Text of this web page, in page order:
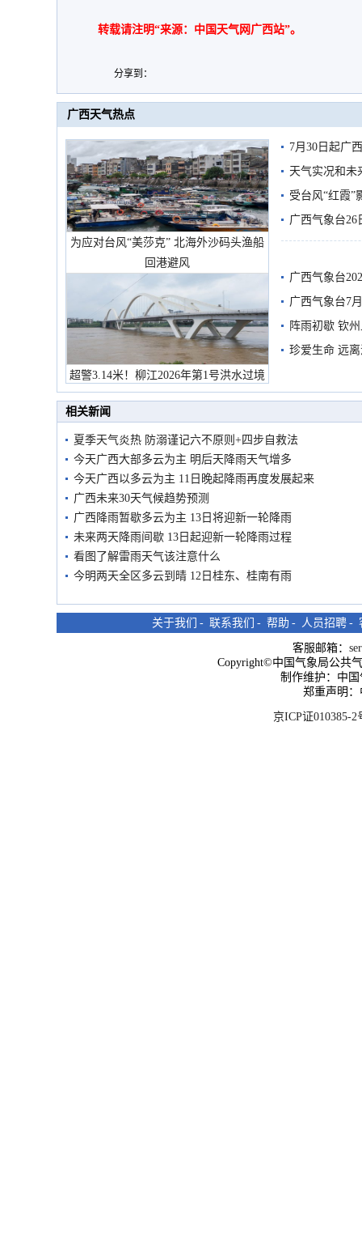
转载请注明“来源：中国天气网广西站”。
分享到：
广西天气热点
为应对台风“美莎克” 北海外沙码头渔船
回港避风
超警3.14米！柳江2026年第1号洪水过境
市民在堤岸见证汛况
7月30日起广
天气实况和未
受台风“红霞”
有较强降雨
广西气象台26
广西气象台
预警
广西气象台7
阵雨初歇 钦
珍爱生命 远
相关新闻
夏季天气炎热 防溺谨记六不原则+四步自救法
今天广西大部多云为主 明后天降雨天气增多
今天广西以多云为主 11日晚起降雨再度发展起来
广西未来30天气候趋势预测
广西降雨暂歇多云为主 13日将迎新一轮降雨
未来两天降雨间歇 13日起迎新一轮降雨过程
看图了解雷雨天气该注意什么
今明两天全区多云到晴 12日桂东、桂南有雨
关于我们 - 联系我们 - 帮助 - 人员招聘 -
客服邮箱：
Copyright©中国气象局公共
制作维护：中
郑重声明
京ICP证010385-2